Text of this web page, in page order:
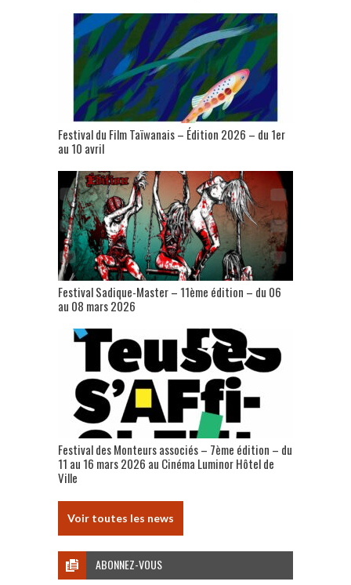
Festival du Film Taïwanais – Édition 2026 – du 1er
au 10 avril
Festival Sadique-Master – 11ème édition – du 06
au 08 mars 2026
Festival des Monteurs associés – 7ème édition – du
11 au 16 mars 2026 au Cinéma Luminor Hôtel de
Ville
Voir toutes les news
ABONNEZ-VOUS